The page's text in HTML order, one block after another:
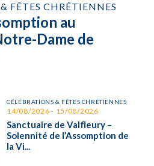
FÊTES CHRÉTIENNES
au
Dame de
CÉLÉBRATIONS & FÊTES CHRÉTIENNES
14/08/2026 - 15/08/2026
Sanctuaire de Valfleury –
Solennité de l’Assomption de
la Vi...